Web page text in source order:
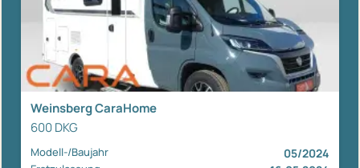
Weinsberg CaraHome
600 DKG
Modell-/Baujahr 05/2024